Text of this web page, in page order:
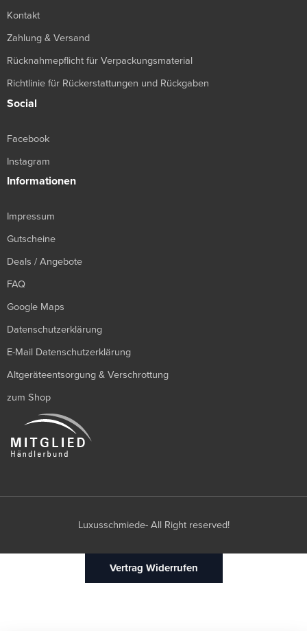
Kontakt
Zahlung & Versand
Rücknahmepflicht für Verpackungsmaterial
Richtlinie für Rückerstattungen und Rückgaben
Social
Facebook
Instagram
Informationen
Impressum
Gutscheine
Deals / Angebote
FAQ
Google Maps
Datenschutzerklärung
E-Mail Datenschutzerklärung
Altgeräteentsorgung & Verschrottung
zum Shop
Luxusschmiede- All Right reserved!
Vertrag Widerrufen